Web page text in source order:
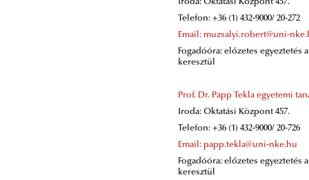
Iroda: Oktatási Központ 457.
Telefon: +36 (1) 432-9000/ 20-272
Email: muzsalyi.robert@uni-
Fogadóóra: előzetes egyeztetés
keresztül
Prof. Dr. Papp Tekla egyetemi
Iroda: Oktatási Központ 457.
Telefon: +36 (1) 432-9000/ 20-726
Email: papp.tekla@uni-nke.hu
Fogadóóra: előzetes egyeztetés
keresztül